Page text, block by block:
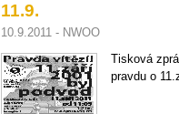
11.9.
10.9.2011 - NWOO
Tisková
pravdu o